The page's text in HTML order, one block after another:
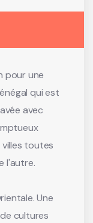
pour une
qui est
avec
toutes
l'autre.
Une
cultures